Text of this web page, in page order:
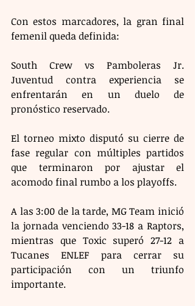
Con estos marcadores, la gran final
femenil queda definida:
South Crew vs Pamboleras Jr.
Juventud contra experiencia se
enfrentarán en un duelo de
pronóstico reservado.
El torneo mixto disputó su cierre de
fase regular con múltiples partidos
que terminaron por ajustar el
acomodo final rumbo a los playoffs.
A las 3:00 de la tarde, MG Team inició
la jornada venciendo 33-18 a Raptors,
mientras que Toxic superó 27-12 a
Tucanes ENLEF para cerrar su
participación con un triunfo
importante.